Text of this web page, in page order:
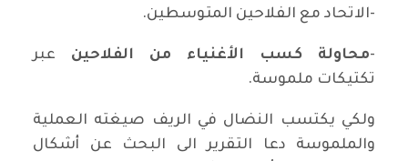
-الاتحاد مع الفلاحين المتوسطين.
-محاولة كسب الأغنياء من الفلاحين عبر
تكتيكات ملموسة.
ولكي يكتسب النضال في الريف صيغته العملية
والملموسة دعا التقرير الى البحث عن أشكال